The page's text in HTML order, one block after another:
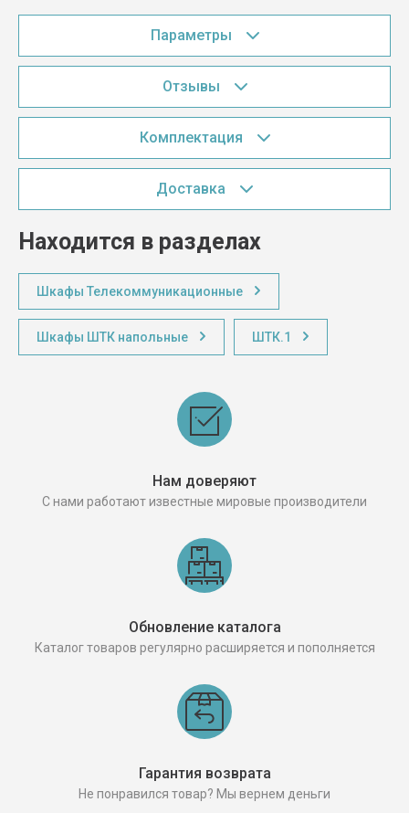
Параметры
Отзывы
Комплектация
Доставка
Находится в разделах
Шкафы Телекоммуникационные
Шкафы ШТК напольные ШТК.1
Нам доверяют
С нами работают известные мировые производители
Обновление каталога
Каталог товаров регулярно расширяется и пополняется
Гарантия возврата
Не понравился товар? Мы вернем деньги